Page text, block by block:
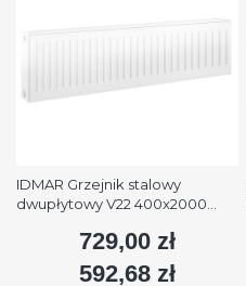
IDMAR Grzejnik stalowy
dwupłytowy V22 400x2000
2508W (90/70/20°C) biały
Cena
729,00 zł
Cena
592,68 zł